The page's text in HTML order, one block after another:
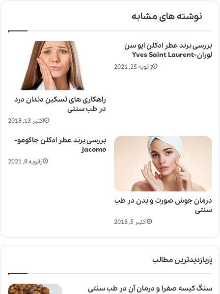
نوشته های مشابه
راهکاری های تسکین دندان درد
در طب سنتی
اکتبر 13, 2018
بررسی برند عطر ادکلن ایو سن
لوران-Yves Saint Laurent
ژانویه 25, 2021
بررسی برند عطر ادکلن جاکومو-
jacomo
ژانویه 8, 2021
درمان جوش صورت و بدن در طب
سنتی
اکتبر 5, 2018
پربازدیدترین مطالب
سنگ کیسه صفرا و درمان آن در طب سنتی